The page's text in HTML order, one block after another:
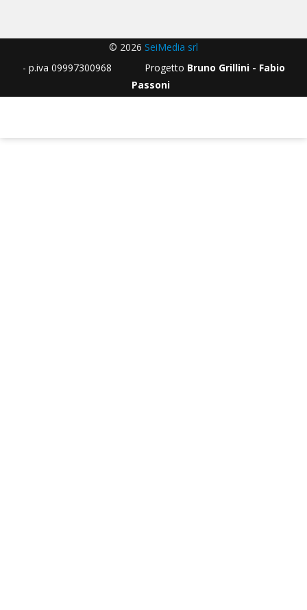
© 2026 SeiMedia srl
- p.iva 09997300968 Progetto Bruno Grillini - Fabio
Passoni